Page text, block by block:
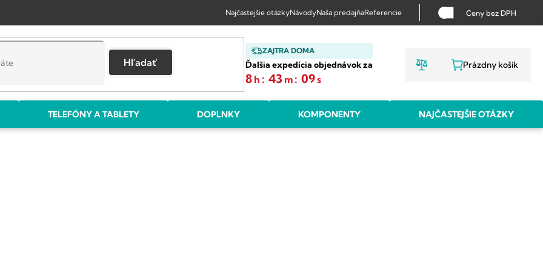
Najčastejšie otázkyNávodyNaša predajňaReferencie Ceny bez DPH
ZAJTRA DOMA
Ďalšia expedícia objednávok za
8 h : 43 m : 08s
Hľadať
NÁKUPNÝ
Prázdny košík
TELEFÓNY A TABLETY DOPLNKY KOMPONENTY NAJČASTEJŠIE OTÁZKY